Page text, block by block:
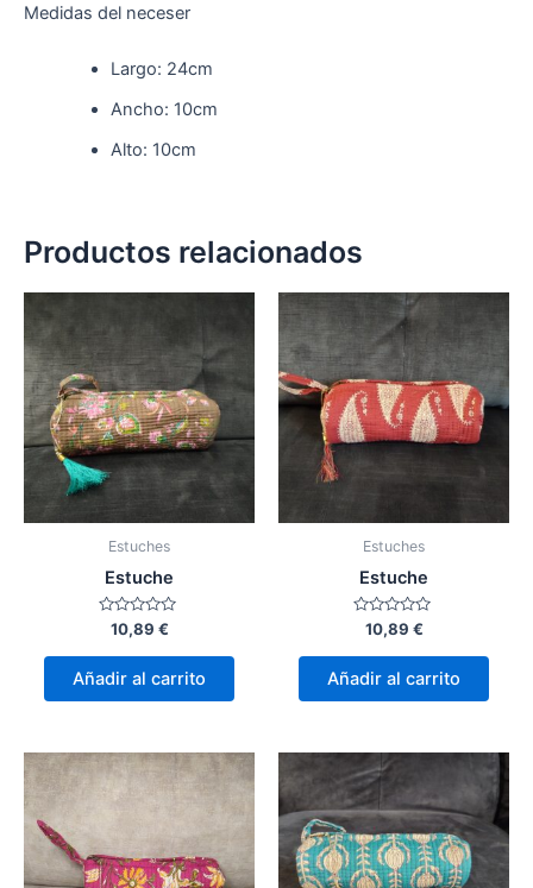
Medidas del neceser
Largo: 24cm
Ancho: 10cm
Alto: 10cm
Productos relacionados
Estuches
Estuche
Valorado
con
0
de
5
10,89 €
Añadir al carrito
Estuches
Estuche
Valorado
con
0
de
5
10,89 €
Añadir al carrito